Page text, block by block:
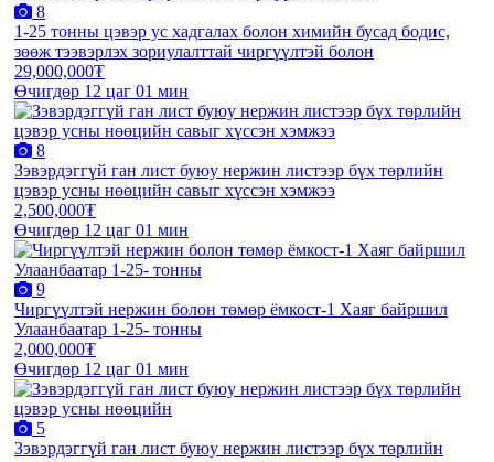
8
1-25 тонны цэвэр ус хадгалах болон химийн бусад бодис,
зөөж тээвэрлэх зориулалттай чиргүүлтэй болон
29,000,000₮
Өчигдөр 12 цаг 01 мин
8
Зэвэрдэггүй ган лист буюу нержин листээр бүх төрлийн
цэвэр усны нөөцийн савыг хүссэн хэмжээ
2,500,000₮
Өчигдөр 12 цаг 01 мин
9
Чиргүүлтэй нержин болон төмөр ёмкост-1 Хаяг байршил
Улаанбаатар 1-25- тонны
2,000,000₮
Өчигдөр 12 цаг 01 мин
5
Зэвэрдэггүй ган лист буюу нержин листээр бүх төрлийн